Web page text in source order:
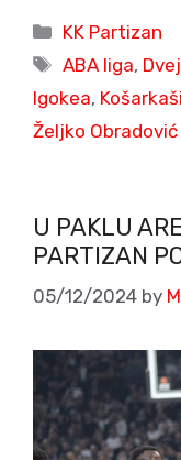
Categories
KK Partizan
Tags
ABA liga,
Igokea,
Željko Obradović
U PAKLU
PARTIZAN
05/12/2024 by